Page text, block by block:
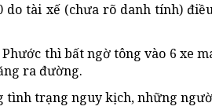
do tài xế (chưa rõ danh tính)
thì bất ngờ tông vào 6 xe
ra đường.
trạng nguy kịch, những